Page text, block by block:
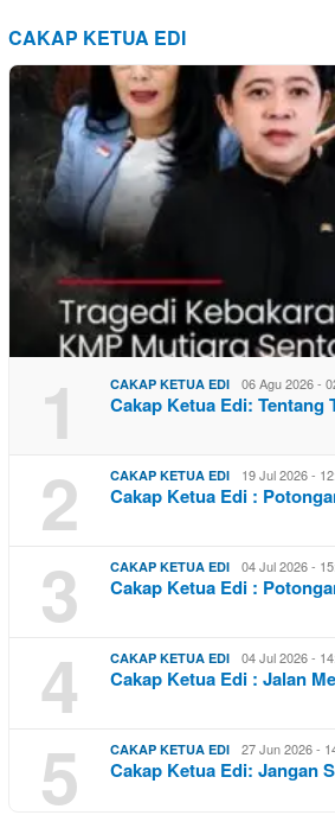
CAKAP KETUA EDI
1 CAKAP KETUA EDI 06 Agu 2026 -
Cakap Ketua Edi:
2 CAKAP KETUA EDI 19 Jul 2026 -
Cakap Ketua Edi :
3 CAKAP KETUA EDI 04 Jul 2026 -
Cakap Ketua Edi :
4 CAKAP KETUA EDI 04 Jul 2026 -
Cakap Ketua Edi : Jalan
5 CAKAP KETUA EDI 27 Jun 2026 -
Cakap Ketua Edi: Jangan